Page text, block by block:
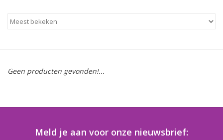
Maandaanbieding
Lege capsules
Speelgoedpakketten
Geen producten gevonden!...
Meld je aan voor onze nieuwsbrief: